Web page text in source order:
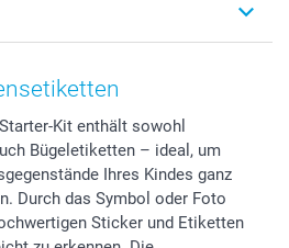
& Poster
Kit enthält sowohl
Bügeletiketten – ideal, um
Ihres Kindes ganz
Durch das Symbol oder Foto
Sticker und Etiketten